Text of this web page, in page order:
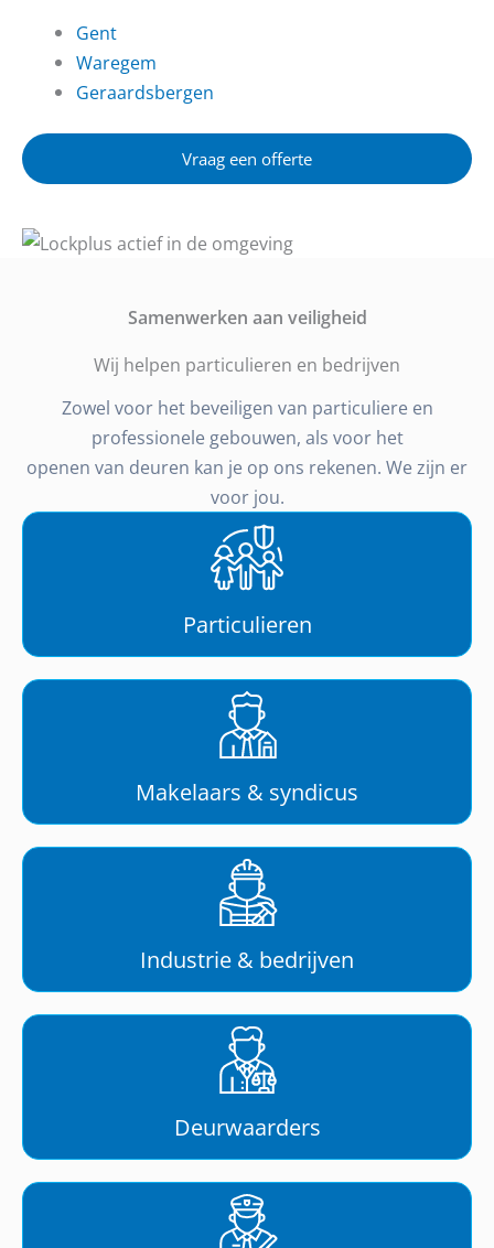
Gent
Waregem
Geraardsbergen
Vraag een offerte
Samenwerken aan veiligheid
Wij helpen particulieren en bedrijven
Zowel voor het beveiligen van particuliere en
professionele gebouwen, als voor het
openen van deuren kan je op ons rekenen. We zijn er
voor jou.
Particulieren
Makelaars & syndicus
Industrie & bedrijven
Deurwaarders